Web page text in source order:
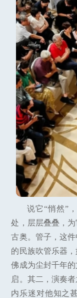
说它“悄然”
处，层层叠叠，
古奥。管子，这
的民族吹管乐器
佛成为尘封千年
启。其二，演奏
内乐迷对他知之